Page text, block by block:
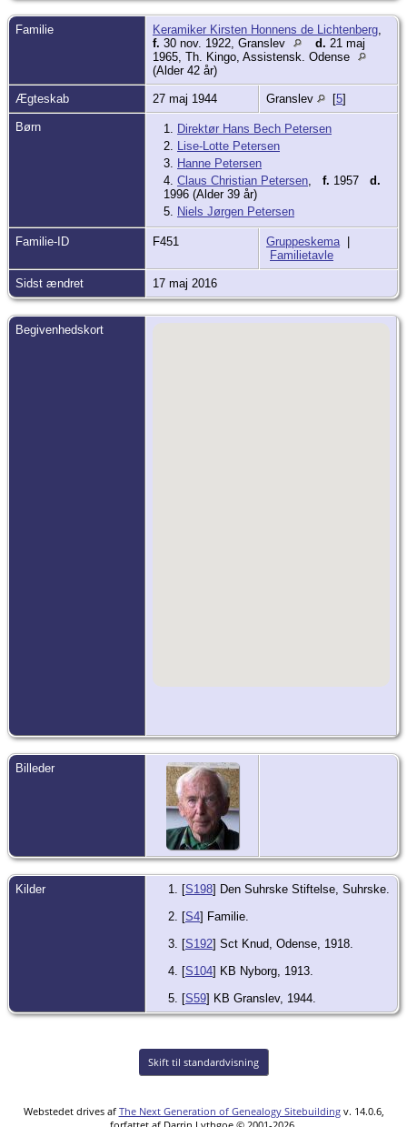
aktieselskab.
Frank var meddirektør fra 1957 og
fratrådte i 1976.
Møllerens Fond er grundlagt i 1970 af
Møller Frank Petersen, Munke Mølle.
Fonden yder blandt andet støtte til
fremme af samfundsgavnlige formål.
Familie Keramiker Kirsten Honnens de Lichtenberg,
f. 30 nov. 1922, Granslev d. 21 maj
1965, Th. Kingo, Assistensk. Odense
(Alder 42 år)
Ægteskab 27 maj 1944 Granslev [5]
Børn 1. Direktør Hans Bech Petersen
2. Lise-Lotte Petersen
3. Hanne Petersen
4. Claus Christian Petersen, f. 1957 d.
1996 (Alder 39 år)
5. Niels Jørgen Petersen
Familie-ID F451 Gruppeskema|
Familietavle
Sidst ændret 17 maj 2016
Begivenhedskort
Billeder
Kilder [S198] Den Suhrske Stiftelse, Suhrske.
[S4] Familie.
[S192] Sct Knud, Odense, 1918.
[S104] KB Nyborg, 1913.
[S59] KB Granslev, 1944.
Skift til standardvisning
Webstedet drives af The Next Generation of Genealogy Sitebuildingv. 14.0.6,